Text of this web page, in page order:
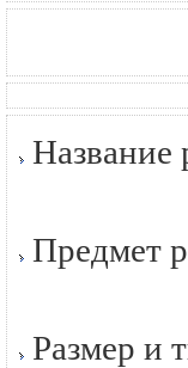
Название
Предмет
Размер и